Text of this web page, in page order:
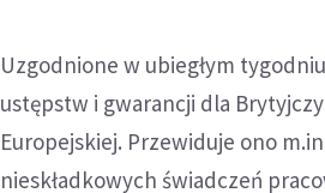
Uzgodnione w ubiegłym
ustępstw i gwarancji dla
Europejskiej. Przewiduje ono
nieskładkowych świadczeń